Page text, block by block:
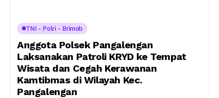
TNI - Polri - Brimob
Anggota Polsek Pangalengan
Laksanakan Patroli KRYD ke Tempat
Wisata dan Cegah Kerawanan
Kamtibmas di Wilayah Kec.
Pangalengan